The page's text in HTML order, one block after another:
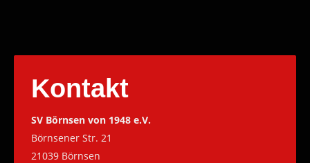
Kontakt
SV Börnsen von 1948 e.V.
Börnsener Str. 21
21039 Börnsen